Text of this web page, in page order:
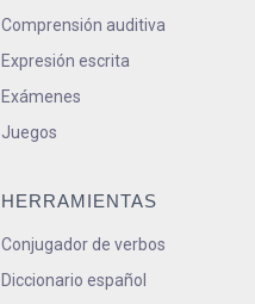
Comprensión auditiva
Expresión escrita
Exámenes
Juegos
HERRAMIENTAS
Conjugador de verbos
Diccionario español